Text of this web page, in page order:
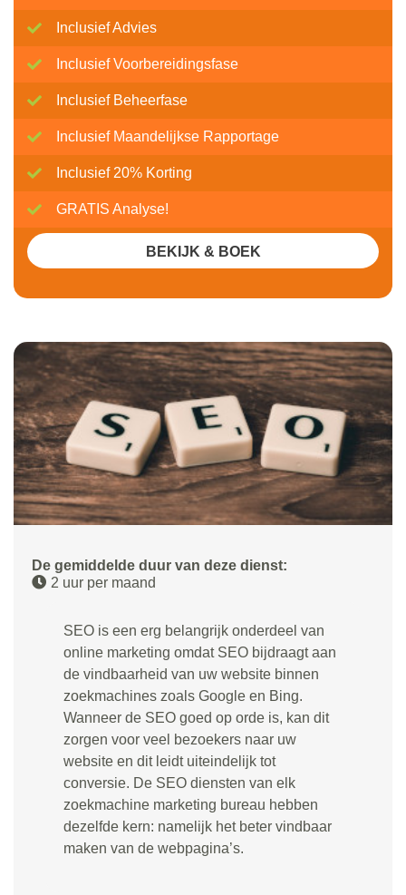
De gemiddelde duur van deze dienst:
2 uur per maand
SEO is een erg belangrijk onderdeel van
online marketing omdat SEO bijdraagt aan
de vindbaarheid van uw website binnen
zoekmachines zoals Google en Bing.
Wanneer de SEO goed op orde is, kan dit
zorgen voor veel bezoekers naar uw
website en dit leidt uiteindelijk tot
conversie. De SEO diensten van elk
zoekmachine marketing bureau hebben
dezelfde kern: namelijk het beter vindbaar
maken van de webpagina’s.
Inclusief Advies
Inclusief Voorbereidingsfase
Inclusief Beheerfase
Inclusief Maandelijkse Rapportage
Inclusief 20% Korting
GRATIS Analyse!
BEKIJK & BOEK